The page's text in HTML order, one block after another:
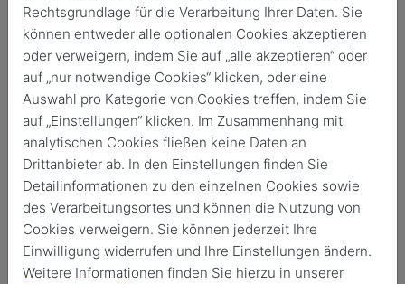
Keine Zugangsdaten?
Jetzt Mitglied werden
Rechtsgrundlage für die Verarbeitung Ihrer Daten. Sie
können entweder alle optionalen Cookies akzeptieren
oder verweigern, indem Sie auf „alle akzeptieren“ oder
auf „nur notwendige Cookies“ klicken, oder eine
Auswahl pro Kategorie von Cookies treffen, indem Sie
auf „Einstellungen“ klicken. Im Zusammenhang mit
analytischen Cookies fließen keine Daten an
Drittanbieter ab. In den Einstellungen finden Sie
Detailinformationen zu den einzelnen Cookies sowie
des Verarbeitungsortes und können die Nutzung von
Cookies verweigern. Sie können jederzeit Ihre
Einwilligung widerrufen und Ihre Einstellungen ändern.
Weitere Informationen finden Sie hierzu in unserer